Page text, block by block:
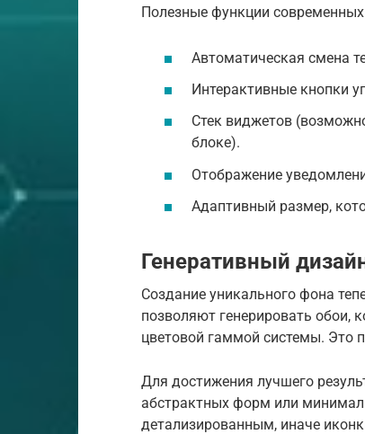
Полезные функции
Автоматическая смена
Интерактивные кнопки
Стек виджетов
блоке).
Отображение
Адаптивный размер,
Генеративный
Создание уникального фона
позволяют генерировать обои,
цветовой гаммой системы. Это
Для достижения лучшего
абстрактных форм или
детализированным, иначе